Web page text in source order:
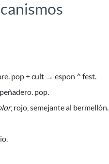
pop + cult → espon ^ fest.
pop.
, rojo, semejante al bermellón.